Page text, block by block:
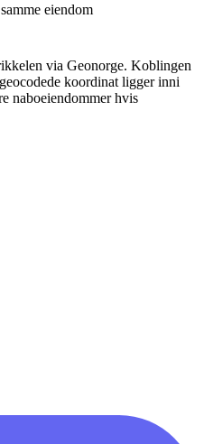
eiendom
via Geonorge. Koblingen
koordinat ligger inni
naboeiendommer hvis